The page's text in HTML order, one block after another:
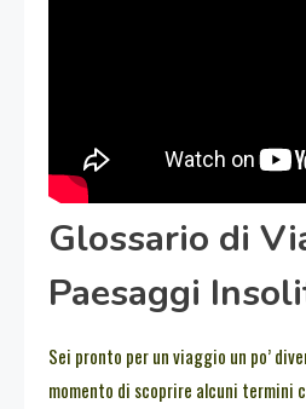
Glossario di
Paesaggi
Sei pronto per un viaggio un po’
momento di scoprire alcuni termini